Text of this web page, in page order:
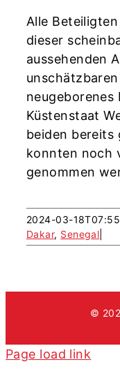
Alle
dieser
aussehenden
neugeborenes
Küstenstaat
beiden bereits
konnten noch
genommen
2024-03-
Dakar, Senegal
©
Page load link